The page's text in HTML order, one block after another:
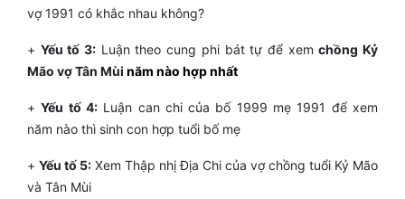
vợ 1991 có khắc nhau không?
+ Yếu tố 3: Luận theo cung phi bát tự để xemchồng Kỷ
Mão vợ Tân Mùi năm nào hợp nhất
+Yếu tố 4:Luận can chi của bố 1999 mẹ 1991 để xem
năm nào thì sinh con hợp tuổi bố mẹ
+ Yếu tố 5: Xem Thập nhị Địa Chi của vợ chồng tuổi Kỷ Mão
và Tân Mùi